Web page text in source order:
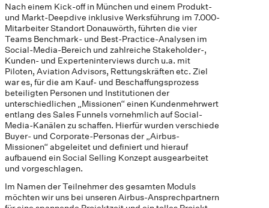
Nach einem Kick-off in München und einem Produkt-
und Markt-Deepdive inklusive Werksführung im 7.000-
Mitarbeiter Standort Donauwörth, führten die vier
Teams Benchmark- und Best-Practice-Analysen im
Social-Media-Bereich und zahlreiche Stakeholder-,
Kunden- und Experteninterviews durch u.a. mit
Piloten, Aviation Advisors, Rettungskräften etc. Ziel
war es, für die am Kauf- und Beschaffungsprozess
beteiligten Personen und Institutionen der
unterschiedlichen „Missionen“ einen Kundenmehrwert
entlang des Sales Funnels vornehmlich auf Social-
Media-Kanälen zu schaffen. Hierfür wurden verschiede
Buyer- und Corporate-Personas der „Airbus-
Missionen“ abgeleitet und definiert und hierauf
aufbauend ein Social Selling Konzept ausgearbeitet
und vorgeschlagen.
Im Namen der Teilnehmer des gesamten Moduls
möchten wir uns bei unseren Airbus-Ansprechpartnern